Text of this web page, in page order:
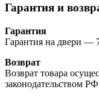
Гарантия и
Гарантия
Гарантия на двери —
Возврат
Возврат товара
законодательством